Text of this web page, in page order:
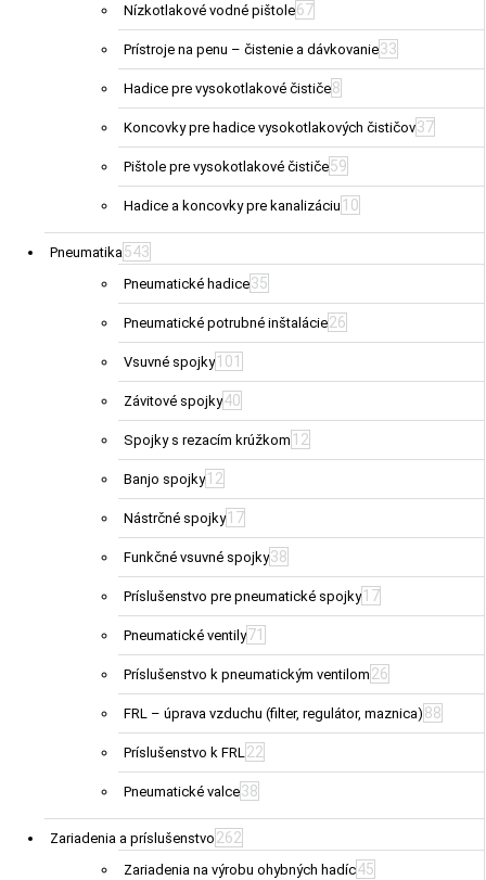
Nízkotlakové vodné pištole67
Prístroje na penu – čistenie a dávkovanie33
Hadice pre vysokotlakové čističe8
Koncovky pre hadice vysokotlakových čističov37
Pištole pre vysokotlakové čističe59
Hadice a koncovky pre kanalizáciu 10
Pneumatika543
Pneumatické hadice35
Pneumatické potrubné inštalácie26
Vsuvné spojky 101
Závitové spojky40
Spojky s rezacím krúžkom 12
Banjo spojky 12
Nástrčné spojky 17
Funkčné vsuvné spojky38
Príslušenstvo pre pneumatické spojky 17
Pneumatické ventily71
Príslušenstvo k pneumatickým ventilom 26
FRL – úprava vzduchu (filter, regulátor, maznica) 88
Príslušenstvo k FRL22
Pneumatické valce38
Zariadenia a príslušenstvo 262
Zariadenia na výrobu ohybných hadíc45